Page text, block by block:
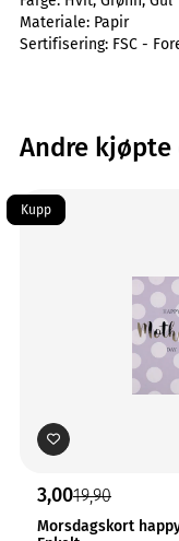
Materiale: Papir
Sertifisering: FSC -
Andre kjøpte
Kupp
3,0019,90
Morsdagskort